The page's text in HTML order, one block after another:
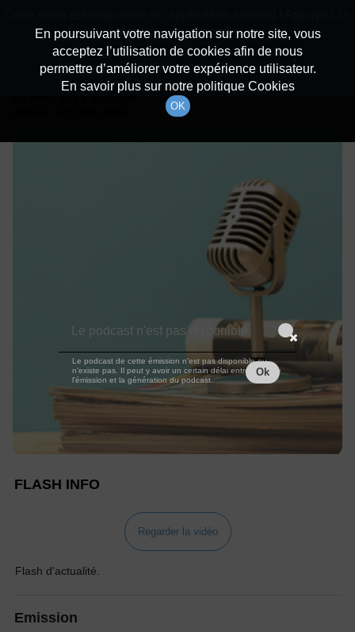
Détails De L'épisode
à 10h59
FLASH INFO
Regarder la vidéo
Flash d'actualité.
Emission
En poursuivant votre navigation sur notre site, vous
acceptez l’utilisation de cookies afin de nous
permettre d’améliorer votre expérience utilisateur.
En savoir plus sur notre politique Cookies
OK
dessous pour l'installer.
Non merci Télécharger l'application
Le podcast n'est pas disponible
Le podcast de cette émission n'est pas disponible ou
n'existe pas. Il peut y avoir un certain délai entre la fin de
l'émission et la génération du podcast.
Ok